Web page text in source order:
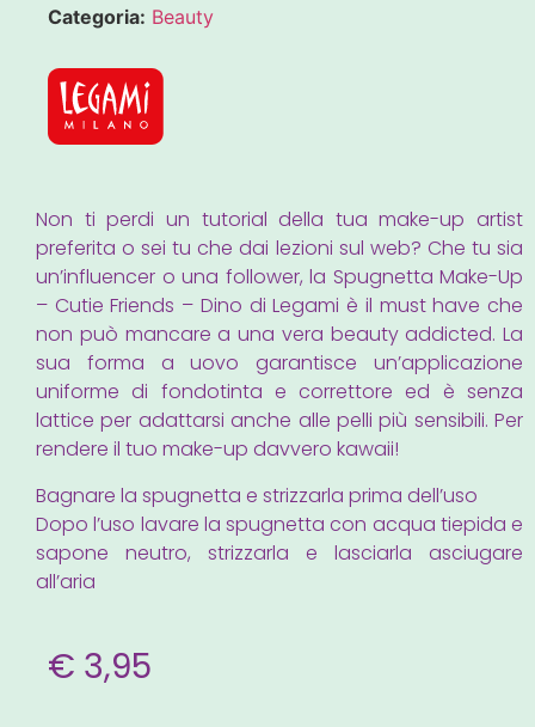
Categoria: Beauty
Non ti perdi un tutorial della tua make-up artist
preferita o sei tu che dai lezioni sul web? Che tu sia
un’influencer o una follower, la Spugnetta Make-Up
– Cutie Friends – Dino di Legami è il must have che
non può mancare a una vera beauty addicted. La
sua forma a uovo garantisce un’applicazione
uniforme di fondotinta e correttore ed è senza
lattice per adattarsi anche alle pelli più sensibili. Per
rendere il tuo make-up davvero kawaii!
Bagnare la spugnetta e strizzarla prima dell’uso
Dopo l’uso lavare la spugnetta con acqua tiepida e
sapone neutro, strizzarla e lasciarla asciugare
all’aria
€ 3,95